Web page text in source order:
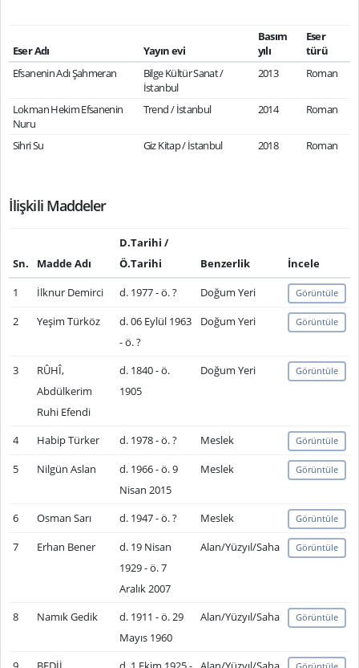
Eser Adı Yayın evi
Basım
yılı
Eser
türü
Efsanenin Adı Şahmeran
Bilge Kültür Sanat /
İstanbul
2013 Roman
Lokman Hekim Efsanenin
Nuru
Trend / İstanbul 2014 Roman
Sihri Su Giz Kitap / İstanbul 2018 Roman
İlişkili Maddeler
Sn. Madde Adı
D.Tarihi /
Ö.Tarihi
Benzerlik
İncele
1
İlknur Demirci d. 1977 - ö. ? Doğum Yeri Görüntüle
2 Yeşim Türköz
d. 06 Eylül 1963
- ö. ?
Doğum Yeri Görüntüle
3
RÛHÎ,
Abdülkerim
Ruhi Efendi
d. 1840 - ö.
1905
Doğum Yeri Görüntüle
4 Habip Türker d. 1978 - ö. ? Meslek Görüntüle
5 Nilgün Aslan
d. 1966 - ö. 9
Nisan 2015
Meslek Görüntüle
6 Osman Sarı d. 1947 - ö. ? Meslek Görüntüle
7 Erhan Bener
d. 19 Nisan
1929 - ö. 7
Aralık 2007
Alan/Yüzyıl/Saha Görüntüle
8 Namık Gedik
d. 1911 - ö. 29
Mayıs 1960
Alan/Yüzyıl/Saha Görüntüle